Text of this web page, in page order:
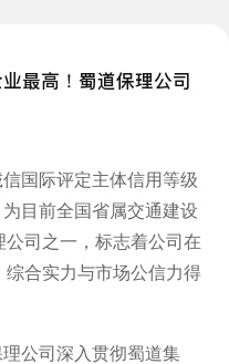
最高！蜀道保理公司
国际评定主体信用等级
目前全国省属交通建设
司之一，标志着公司在
合实力与市场公信力得
公司深入贯彻蜀道集